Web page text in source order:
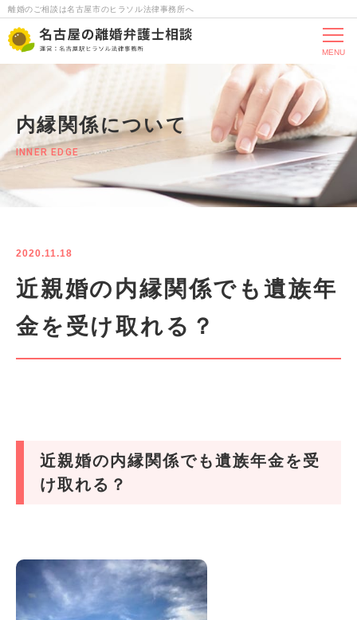
離婚のご相談は名古屋市のヒラソル法律事務所へ
MENU
内縁関係について
INNER EDGE
2020.11.18
近親婚の内縁関係でも遺族年
金を受け取れる？
近親婚の内縁関係でも遺族年金を受
け取れる？